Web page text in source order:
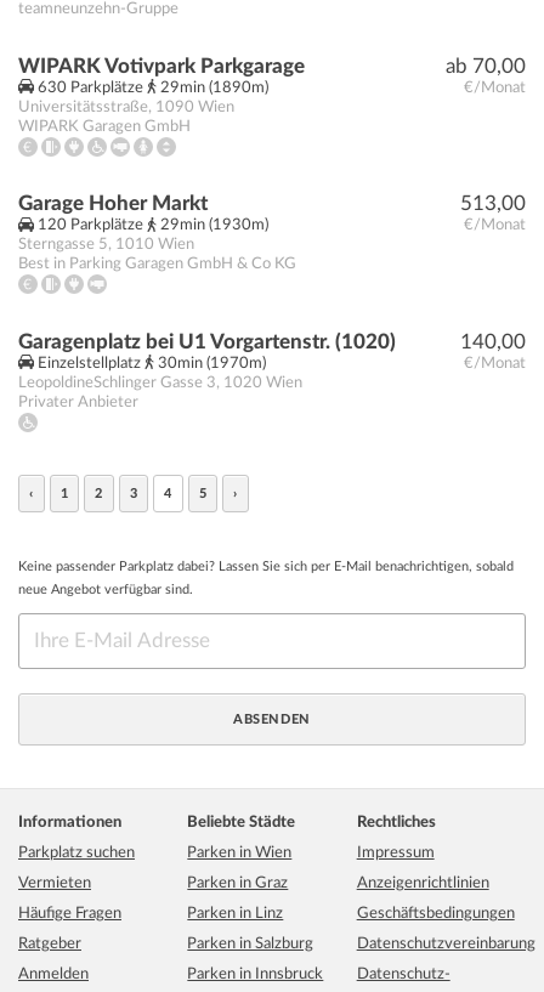
teamneunzehn-Gruppe
ab 70,00
€/Monat
WIPARK Votivpark Parkgarage
630 Parkplätze
29min (1890m)
Universitätsstraße, 1090 Wien
WIPARK Garagen GmbH
513,00
€/Monat
Garage Hoher Markt
120 Parkplätze
29min (1930m)
Sterngasse 5, 1010 Wien
Best in Parking Garagen GmbH & Co KG
140,00
€/Monat
Garagenplatz bei U1 Vorgartenstr. (1020)
Einzelstellplatz
30min (1970m)
LeopoldineSchlinger Gasse 3, 1020 Wien
Privater Anbieter
‹ 1 2 3 4 5 ›
Keine passender Parkplatz dabei? Lassen Sie sich per E-Mail benachrichtigen, sobald
neue Angebot verfügbar sind.
Informationen
Parkplatz suchen
Vermieten
Häufige Fragen
Ratgeber
Anmelden
Beliebte Städte
Parken in Wien
Parken in Graz
Parken in Linz
Parken in Salzburg
Parken in Innsbruck
Rechtliches
Impressum
Anzeigenrichtlinien
Geschäftsbedingungen
Datenschutzvereinbarung
Datenschutz-